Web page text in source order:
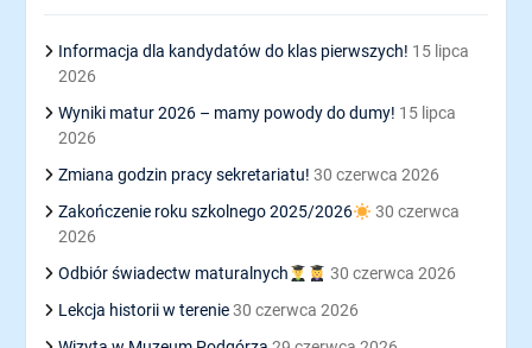
Informacja dla kandydatów do klas pierwszych! 15 lipca
2026
Wyniki matur 2026 – mamy powody do dumy! 15 lipca
2026
Zmiana godzin pracy sekretariatu! 30 czerwca 2026
Zakończenie roku szkolnego 2025/2026
30 czerwca
2026
Odbiór świadectw maturalnych
30 czerwca 2026
Lekcja historii w terenie 30 czerwca 2026